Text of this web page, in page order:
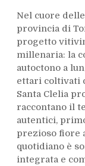
Nel cuore
provincia di
progetto
millenaria: la
autoctono a
ettari coltivati
Santa Clelia
raccontano il
autentici,
prezioso fiore
quotidiano è
integrata e